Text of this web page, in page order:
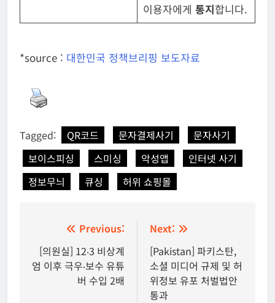
이용자에게 통지합니다.
*source : 대한민국 정책브리핑 보도자료
Tagged: QR코드 문자결제사기
문자사기
보이스피싱
스미싱 악성앱
인터넷 사기
정보무늬
큐싱 허위 쇼핑몰
탐
색
Previous:
[의원실] 12‧3 비상계
엄 이후 극우‧보수 유튜
버 수입 2배
Next:
[Pakistan] 파키스탄,
소셜 미디어 규제 및 허
위정보 유포 처벌법안
통과